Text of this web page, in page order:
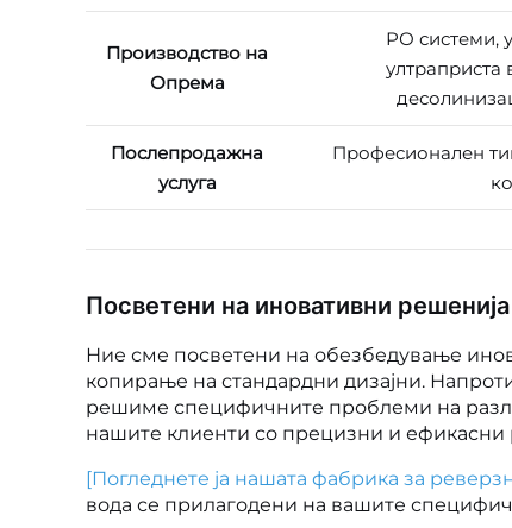
Производство на
Опрема
РО системи,
ултраприста
Послепродажна
услуга
Професионален
Посветени на иновативни
Ние сме посветени на обезбедување
копирање на стандардни дизајни.
решиме специфичните проблеми на
нашите клиенти со прецизни и ефикасни
[Погледнете ја нашата фабрика за
вода се прилагодени на вашите